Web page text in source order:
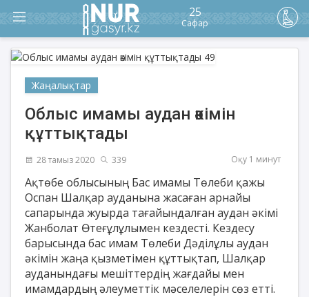
25
Сафар
Жаңалықтар
Облыс имамы аудан әкімін
құттықтады
28 тамыз 2020 339 Оқу 1 минут
Ақтөбе облысының Бас имамы Төлеби қажы
Оспан Шалқар ауданына жасаған арнайы
сапарында жуырда тағайындалған аудан әкімі
Жанболат Өтеғұлұлымен кездесті. Кездесу
барысында бас имам Төлеби Дәділұлы аудан
әкімін жаңа қызметімен құттықтап, Шалқар
ауданындағы мешіттердің жағдайы мен
имамдардың әлеуметтік мәселелерін сөз етті.